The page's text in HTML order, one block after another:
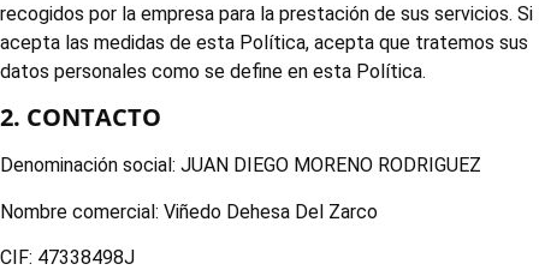
recogidos por la empresa para la prestación de sus servicios. Si
acepta las medidas de esta Política, acepta que tratemos sus
datos personales como se define en esta Política.
2. CONTACTO
Denominación social: JUAN DIEGO MORENO RODRIGUEZ
Nombre comercial: Viñedo Dehesa Del Zarco
CIF: 47338498J